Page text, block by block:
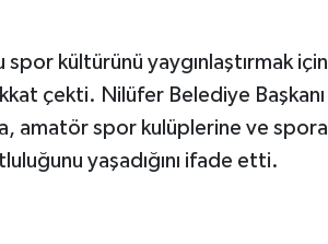
kültürünü yaygınlaştırmak için
çekti. Nilüfer Belediye Başkanı
amatör spor kulüplerine ve spora
yaşadığını ifade etti.